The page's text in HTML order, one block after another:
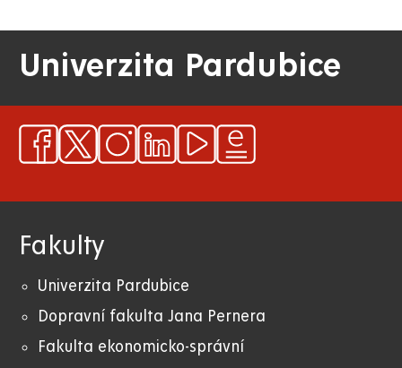
Univerzita Pardubice
Fakulty
Univerzita Pardubice
Dopravní fakulta Jana Pernera
Fakulta ekonomicko-správní